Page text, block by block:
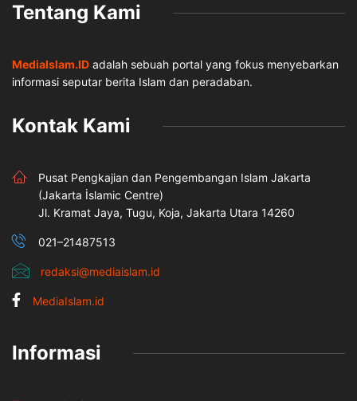
Tentang Kami
MediaIslam.ID adalah sebuah portal yang fokus menyebarkan
informasi seputar berita Islam dan peradaban.
Kontak Kami
Pusat Pengkajian dan Pengembangan Islam Jakarta
(Jakarta İslamic Centre)
Jl. Kramat Jaya, Tugu, Koja, Jakarta Utara 14260
021–21487513
redaksi@mediaislam.id
MediaIslam.id
Informasi